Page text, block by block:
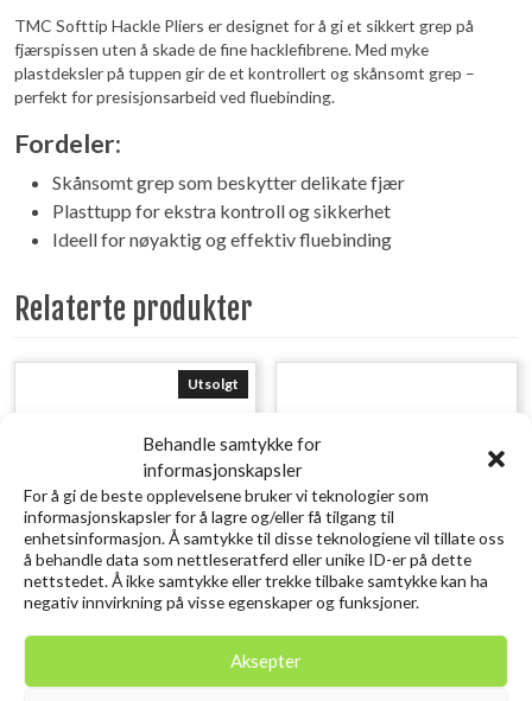
Behandle samtykke for
informasjonskapsler
For å gi de beste opplevelsene bruker vi teknologier som
informasjonskapsler for å lagre og/eller få tilgang til
enhetsinformasjon. Å samtykke til disse teknologiene vil tillate oss
å behandle data som nettleseratferd eller unike ID-er på dette
nettstedet. Å ikke samtykke eller trekke tilbake samtykke kan ha
negativ innvirkning på visse egenskaper og funksjoner.
Aksepter
TMC Softtip Hackle Pliers er designet for å gi et sikkert grep på
fjærspissen uten å skade de fine hacklefibrene. Med myke
plastdeksler på tuppen gir de et kontrollert og skånsomt grep –
perfekt for presisjonsarbeid ved fluebinding.
Fordeler:
Skånsomt grep som beskytter delikate fjær
Plasttupp for ekstra kontroll og sikkerhet
Ideell for nøyaktig og effektiv fluebinding
Relaterte produkter
Utsolgt
Smoke 21.4X11.8X4.5CM
kr129,00inkl. MVA.
Chartreuse Pumpkin 8PCS